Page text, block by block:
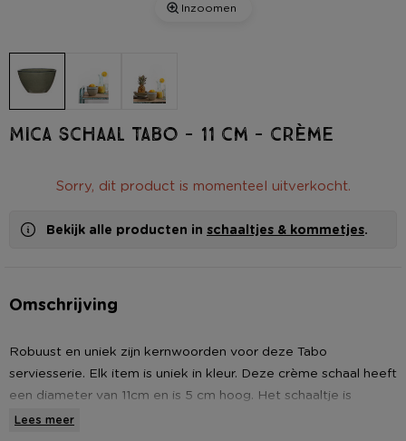
Inzoomen
Mica schaal Tabo - 11 cm - crème
Sorry, dit product is momenteel uitverkocht.
Bekijk alle producten in schaaltjes & kommetjes.
Omschrijving
Robuust en uniek zijn kernwoorden voor deze Tabo
serviesserie. Elk item is uniek in kleur. Deze crème schaal heeft
een diameter van 11cm en is 5 cm hoog. Het schaaltje is
geschikt voor een heerlijk soepje of verse groenten.
Lees meer